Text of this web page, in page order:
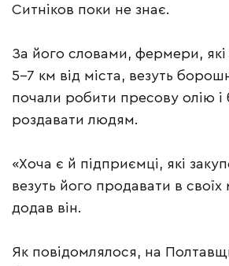
Ситніков поки не знає.
За його словами, фермери, які
5-7 км від міста, везуть
почали робити пресову олію і
роздавати людям.
«Хоча є й підприємці, які
везуть його продавати в своїх
додав він.
Як повідомлялося, на